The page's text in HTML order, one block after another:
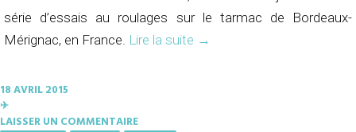
série d’essais au roulages sur le tarmac de Bordeaux-
Mérignac, en France. Lire la suite →
18 AVRIL 2015
✈︎
LAISSER UN COMMENTAIRE